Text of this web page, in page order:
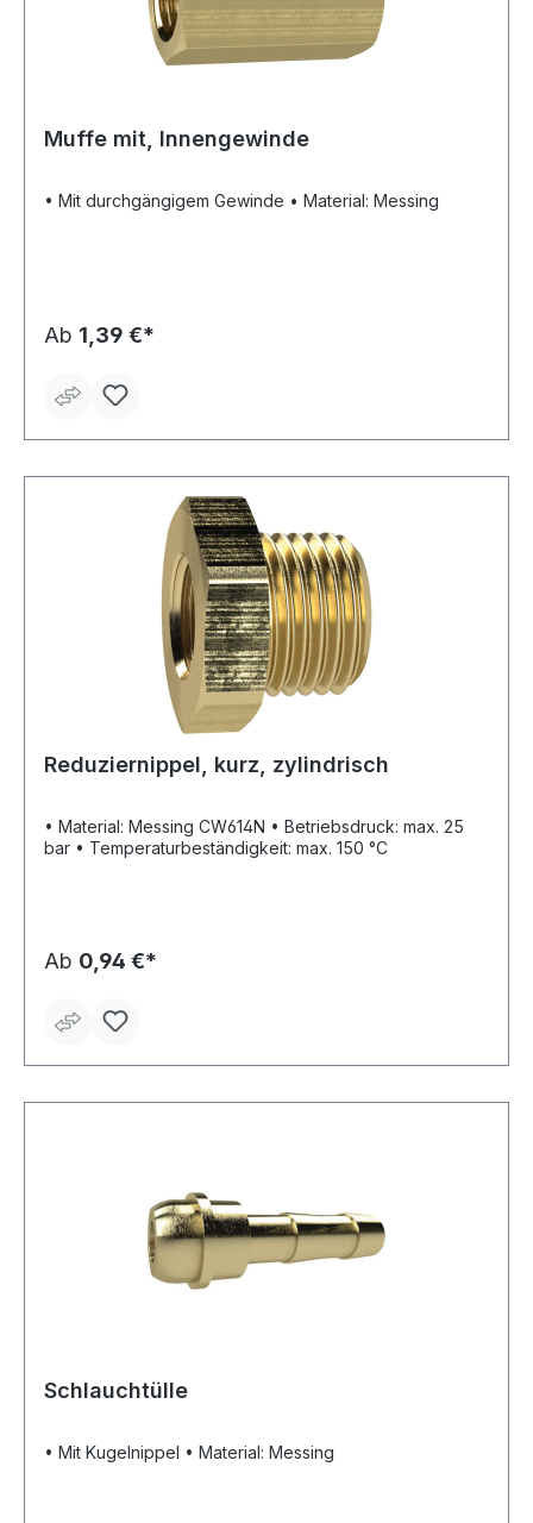
Muffe mit, Innengewinde
• Mit durchgängigem Gewinde • Material: Messing
Ab 1,39 €*
Reduziernippel, kurz, zylindrisch
• Material: Messing CW614N • Betriebsdruck: max. 25
bar • Temperaturbeständigkeit: max. 150 °C
Ab 0,94 €*
Schlauchtülle
• Mit Kugelnippel • Material: Messing